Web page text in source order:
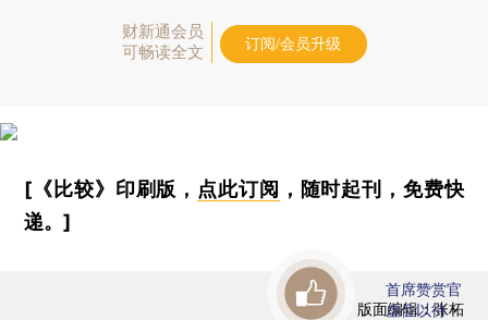
财新通会员
可畅读全文
订阅/会员升级
[《比较》印刷版， 点此订阅 ，随时起刊，免费快
递。]
版面编辑：张柘
首席赞赏官
虚位以待